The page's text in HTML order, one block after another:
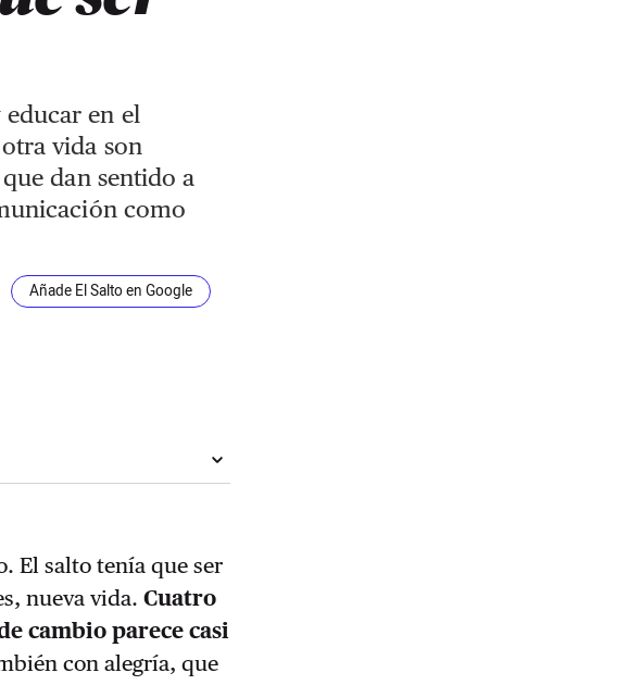
educar en el
vida son
dan sentido a
como
Añade El Salto en Google
El salto tenía que ser
nueva vida.Cuatro
cambio parece casi
con alegría, que